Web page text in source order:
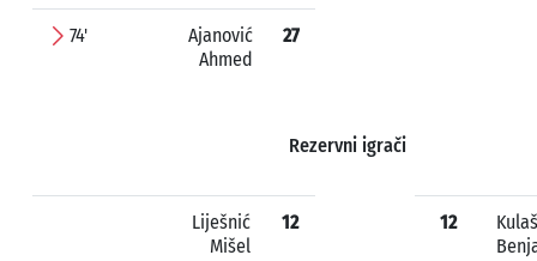
74'
Ajanović
Ahmed
27
Rezervni igrači
Liješnić
Mišel
12 12
Kulaš